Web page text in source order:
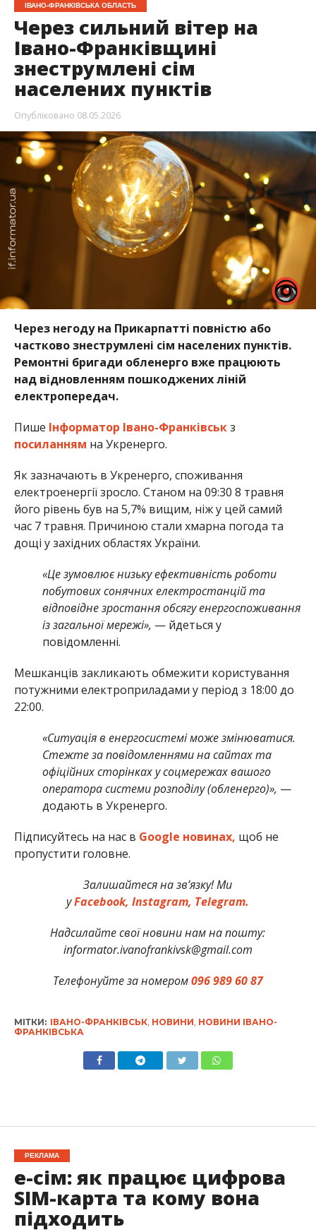
ІВАНО-ФРАНКІВСЬКА ОБЛАСТЬ
Через сильний вітер на
Івано-Франківщині
знеструмлені сім
населених пунктів
Опубліковано 08.05.2026
Через негоду на Прикарпатті повністю або
частково знеструмлені сім населених пунктів.
Ремонтні бригади обленерго вже працюють
над відновленням пошкоджених ліній
електропередач.
Пише Інформатор Івано-Франківськз
посиланням на Укренерго.
Як зазначають в Укренерго, споживання
електроенергії зросло. Станом на 09:30 8 травня
його рівень був на 5,7% вищим, ніж у цей самий
час 7 травня. Причиною стали хмарна погода та
дощі у західних областях України.
«Це зумовлює низьку ефективність роботи
побутових сонячних електростанцій та
відповідне зростання обсягу енергоспоживання
із загальної мережі», — йдеться у
повідомленні.
Мешканців закликають обмежити користування
потужними електроприладами у період з 18:00 до
22:00.
«Ситуація в енергосистемі може змінюватися.
Стежте за повідомленнями на сайтах та
офіційних сторінках у соцмережах вашого
оператора системи розподілу (обленерго)», —
додають в Укренерго.
Підписуйтесь на нас в Google новинах, щоб не
пропустити головне.
Залишайтеся на зв’язку! Ми
уFacebook, Instagram, Telegram.
Надсилайте свої новини нам на пошту:
informator.ivanofrankivsk@gmail.com
Телефонуйте за номером096 989 60 87
МІТКИ: ІВАНО-ФРАНКІВСЬК, НОВИНИ НОВИНИ ІВАНО-
ФРАНКІВСЬКА
РЕКЛАМА
e-сім: як працює цифрова
SIM-карта та кому вона
підходить